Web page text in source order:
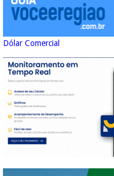
Dólar Comercial